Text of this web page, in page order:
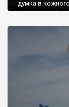
думка в
запрошую